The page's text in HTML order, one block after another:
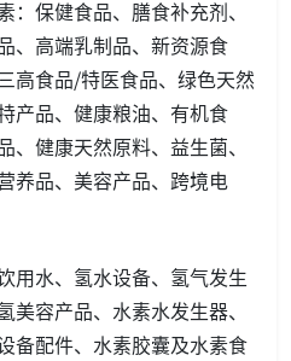
保健食品、膳食补充剂、
、高端乳制品、新资源食
高食品/特医食品、绿色天然
产品、健康粮油、有机食
健康天然原料、益生菌、
养品、美容产品、跨境电
用水、氢水设备、氢气发生
容产品、水素水发生器、
备配件、水素胶囊及水素食